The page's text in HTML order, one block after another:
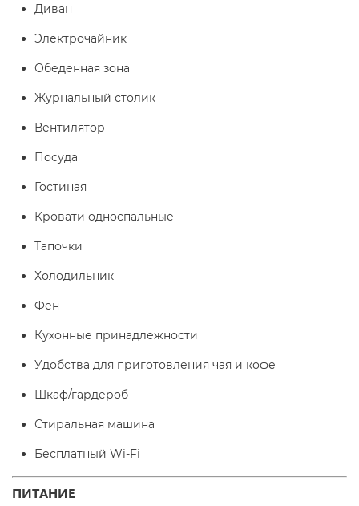
Диван
Электрочайник
Обеденная зона
Журнальный столик
Вентилятор
Посуда
Гостиная
Кровати односпальные
Тапочки
Холодильник
Фен
Кухонные принадлежности
Удобства для приготовления чая и кофе
Шкаф/гардероб
Стиральная машина
Бесплатный Wi-Fi
ПИТАНИЕ